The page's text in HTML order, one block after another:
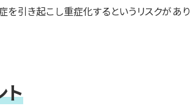
を引き起こし重症化するというリスクがあり
ト